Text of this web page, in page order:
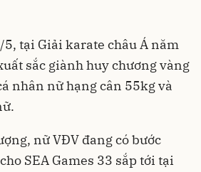
tại Giải karate châu Á năm
sắc giành huy chương vàng
nhân nữ hạng cân 55kg và
nữ VĐV đang có bước
SEA Games 33 sắp tới tại